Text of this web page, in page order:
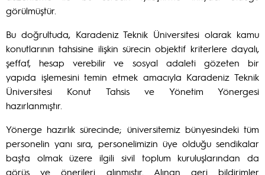
görülmüştür.
Bu doğrultuda, Karadeniz Teknik Üniversitesi olarak kamu
konutlarının tahsisine ilişkin sürecin objektif kriterlere dayalı,
şeffaf, hesap verebilir ve sosyal adaleti gözeten bir
yapıda işlemesini temin etmek amacıyla Karadeniz Teknik
Üniversitesi Konut Tahsis ve Yönetim Yönergesi
hazırlanmıştır.
Yönerge hazırlık sürecinde; üniversitemiz bünyesindeki tüm
personelin yanı sıra, personelimizin üye olduğu sendikalar
başta olmak üzere ilgili sivil toplum kuruluşlarından da
görüş ve önerileri alınmıştır. Alınan geri bildirimler